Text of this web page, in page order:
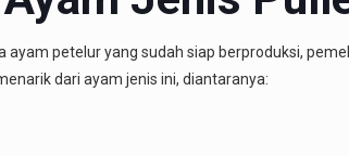
petelur yang sudah siap berproduksi,
dari ayam jenis ini, diantaranya: